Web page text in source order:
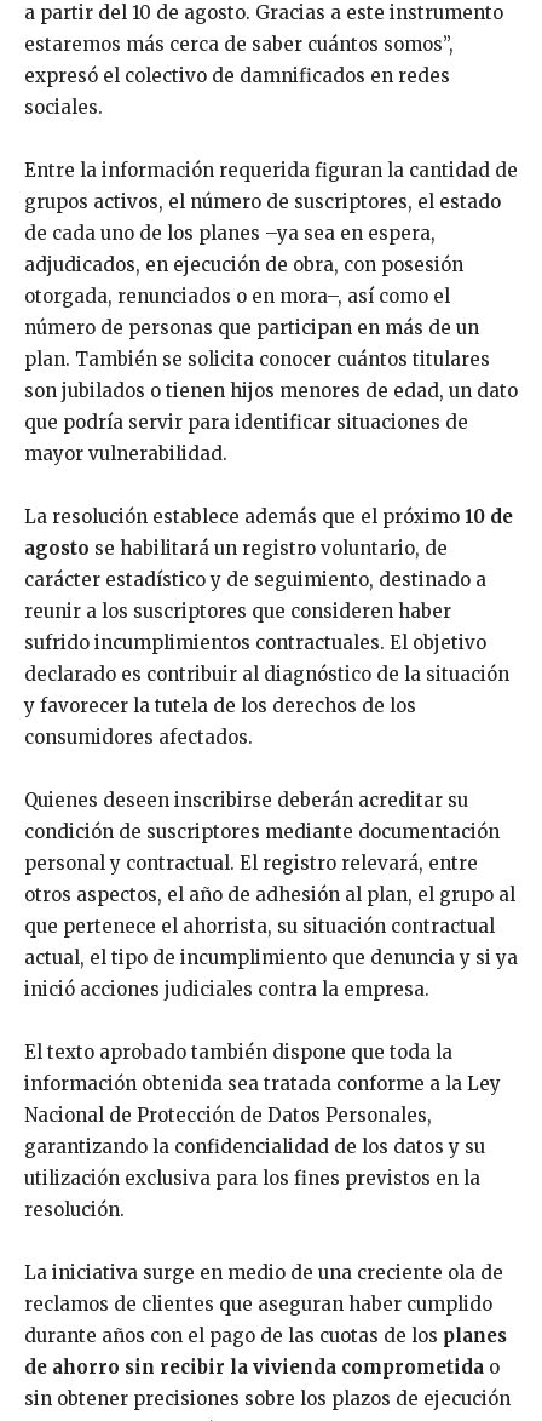
a partir del 10 de agosto. Gracias a este instrumento
estaremos más cerca de saber cuántos somos”,
expresó el colectivo de damnificados en redes
sociales.
Entre la información requerida figuran la cantidad de
grupos activos, el número de suscriptores, el estado
de cada uno de los planes –ya sea en espera,
adjudicados, en ejecución de obra, con posesión
otorgada, renunciados o en mora–, así como el
número de personas que participan en más de un
plan. También se solicita conocer cuántos titulares
son jubilados o tienen hijos menores de edad, un dato
que podría servir para identificar situaciones de
mayor vulnerabilidad.
La resolución establece además que el próximo 10 de
agosto se habilitará un registro voluntario, de
carácter estadístico y de seguimiento, destinado a
reunir a los suscriptores que consideren haber
sufrido incumplimientos contractuales. El objetivo
declarado es contribuir al diagnóstico de la situación
y favorecer la tutela de los derechos de los
consumidores afectados.
Quienes deseen inscribirse deberán acreditar su
condición de suscriptores mediante documentación
personal y contractual. El registro relevará, entre
otros aspectos, el año de adhesión al plan, el grupo al
que pertenece el ahorrista, su situación contractual
actual, el tipo de incumplimiento que denuncia y si ya
inició acciones judiciales contra la empresa.
El texto aprobado también dispone que toda la
información obtenida sea tratada conforme a la Ley
Nacional de Protección de Datos Personales,
garantizando la confidencialidad de los datos y su
utilización exclusiva para los fines previstos en la
resolución.
La iniciativa surge en medio de una creciente ola de
reclamos de clientes que aseguran haber cumplido
durante años con el pago de las cuotas de los planes
de ahorro sin recibir la vivienda comprometida o
sin obtener precisiones sobre los plazos de ejecución